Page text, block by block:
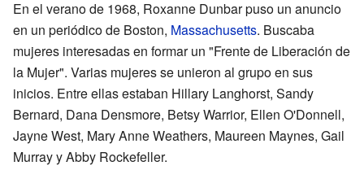
En el verano de 1968, Roxanne Dunbar puso un anuncio
en un periódico de Boston, Massachusetts. Buscaba
mujeres interesadas en formar un "Frente de Liberación de
la Mujer". Varias mujeres se unieron al grupo en sus
inicios. Entre ellas estaban Hillary Langhorst, Sandy
Bernard, Dana Densmore, Betsy Warrior, Ellen O'Donnell,
Jayne West, Mary Anne Weathers, Maureen Maynes, Gail
Murray y Abby Rockefeller.